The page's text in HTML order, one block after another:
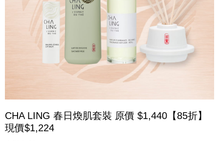
CHA LING 春日煥肌套裝 原價 $1,440【85折】
現價$1,224